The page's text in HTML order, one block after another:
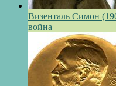
Визенталь Симон
война